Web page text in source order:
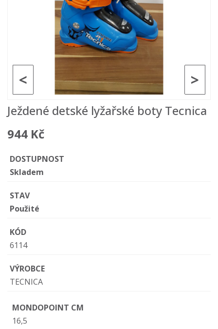
>
<
Ježdené detské lyžařské boty Tecnica
944 Kč
DOSTUPNOST
Skladem
STAV
Použité
KÓD
6114
VÝROBCE
TECNICA
MONDOPOINT CM
16,5